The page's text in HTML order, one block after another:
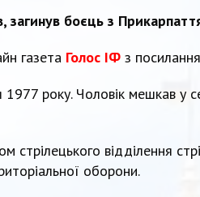
загинув боєць з
газета Голос ІФ з
1977 року. Чоловік мешкав у
відділення
оборони.